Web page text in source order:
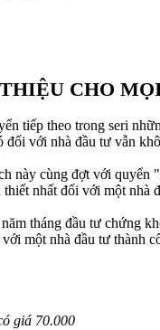
CHO
tiếp theo trong seri
với nhà đầu tư vẫn
này cùng đợt với
nhất đối với một nhà
tháng đầu tư chứng
một nhà đầu tư thành
giá 70.000